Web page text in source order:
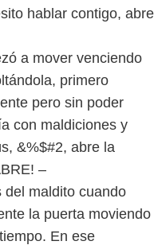
hablar contigo, abre
a mover venciendo
primero
pero sin poder
con maldiciones y
&%$#2, abre la
–
del maldito cuando
la puerta moviendo
En ese